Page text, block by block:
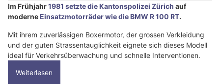
Im Frühjahr1981 setzte die Kantonspolizei Zürich auf
moderne Einsatzmotorräder wie die BMW R 100 RT.
Mit ihrem zuverlässigen Boxermotor, der grossen Verkleidung
und der guten Strassentauglichkeit eignete sich dieses Modell
ideal für Verkehrsüberwachung und schnelle Interventionen.
Weiterlesen